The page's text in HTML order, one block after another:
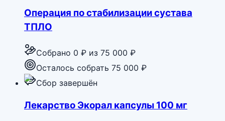
Операция по стабилизации сустава
ТПЛО
Собрано 0 ₽ из 75 000 ₽
Осталось собрать 75 000 ₽
Сбор завершён
Лекарство Экорал капсулы 100 мг